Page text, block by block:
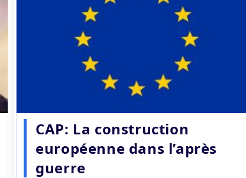
CAP: La construction
européenne dans l’après
guerre